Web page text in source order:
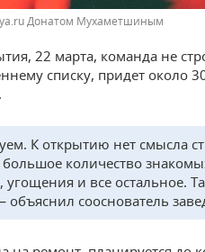
Донатом Мухаметшиным
22 марта, команда не
списку, придет около
К открытию нет смысла
количество
и все остальное.
сооснователь